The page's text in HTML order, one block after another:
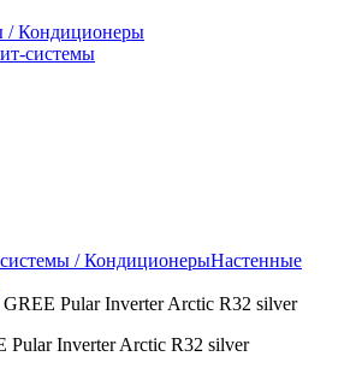
/ Кондиционеры
системы
/ КондиционерыНастенные
Pular Inverter Arctic R32 silver
Pular Inverter Arctic R32 silver